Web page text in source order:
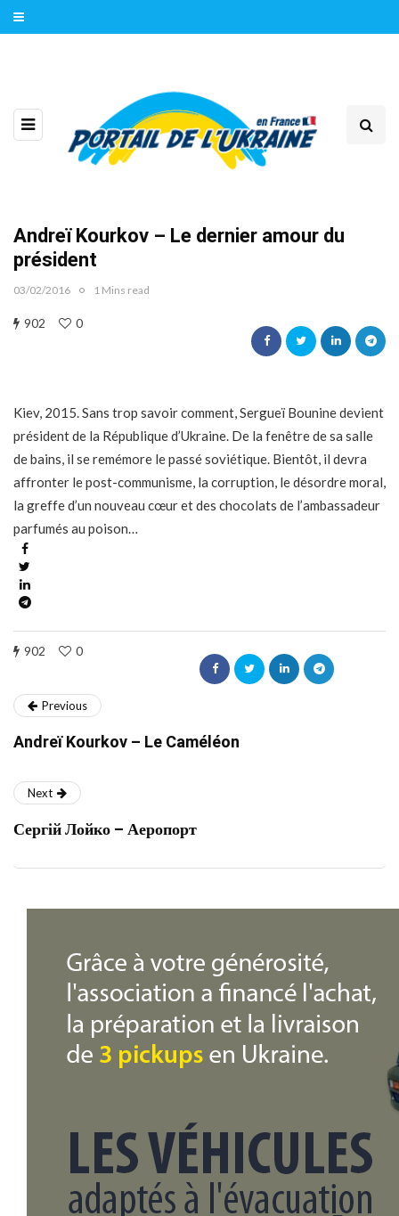
Andreï Kourkov – Le dernier amour du
président
03/02/2016 1 Mins read
902 0
Kiev, 2015. Sans trop savoir comment, Sergueï Bounine devient
président de la République d’Ukraine. De la fenêtre de sa salle
de bains, il se remémore le passé soviétique. Bientôt, il devra
affronter le post-communisme, la corruption, le désordre moral,
la greffe d’un nouveau cœur et des chocolats de l’ambassadeur
parfumés au poison…
902 0
Previous
Andreï Kourkov – Le Caméléon
Next
Сергій Лойко – Аеропорт